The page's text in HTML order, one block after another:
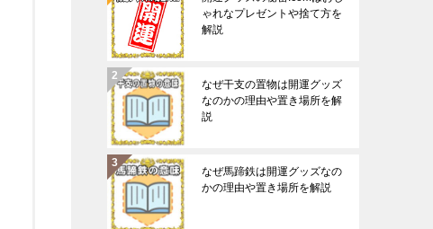
ゃれなプレゼントや捨て方を
解説
なぜ干支の置物は開運グッズ
なのかの理由や置き場所を解
説
なぜ馬蹄鉄は開運グッズなの
かの理由や置き場所を解説